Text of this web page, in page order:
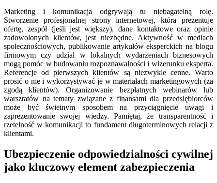
Marketing i komunikacja odgrywają tu niebagatelną rolę.
Stworzenie profesjonalnej strony internetowej, która prezentuje
ofertę, zespół (jeśli jest większy), dane kontaktowe oraz opinie
zadowolonych klientów, jest niezbędne. Aktywność w mediach
społecznościowych, publikowanie artykułów eksperckich na blogu
firmowym czy udział w lokalnych wydarzeniach biznesowych
mogą pomóc w budowaniu rozpoznawalności i wizerunku eksperta.
Referencje od pierwszych klientów są niezwykle cenne. Warto
prosić o nie i wykorzystywać je w materiałach marketingowych (za
zgodą klientów). Organizowanie bezpłatnych webinarów lub
warsztatów na tematy związane z finansami dla przedsiębiorców
może być świetnym sposobem na przyciągnięcie uwagi i
zaprezentowanie swojej wiedzy. Pamiętaj, że transparentność i
rzetelność w komunikacji to fundament długoterminowych relacji z
klientami.
Ubezpieczenie odpowiedzialności cywilnej
jako kluczowy element zabezpieczenia